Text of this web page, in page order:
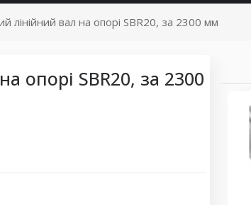
лінійний вал на опорі SBR20, за 2300 мм
опорі SBR20, за 2300